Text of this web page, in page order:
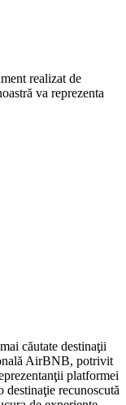
realizat de
va reprezenta
căutate destinaţii
AirBNB, potrivit
platformei
recunoscută